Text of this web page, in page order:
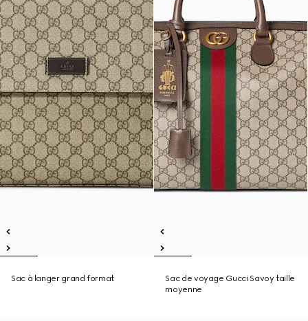
Sac à langer grand format
Sac de voyage Gucci Savoy taille
moyenne